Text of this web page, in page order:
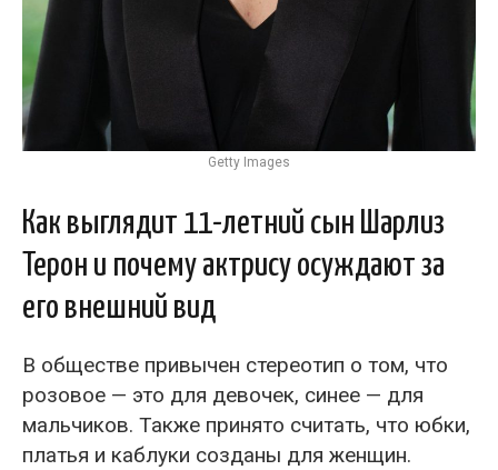
Getty Images
Как выглядит 11-летний сын Шарлиз
Терон и почему актрису осуждают за
его внешний вид
В обществе привычен стереотип о том, что
розовое — это для девочек, синее — для
мальчиков. Также принято считать, что юбки,
платья и каблуки созданы для женщин.